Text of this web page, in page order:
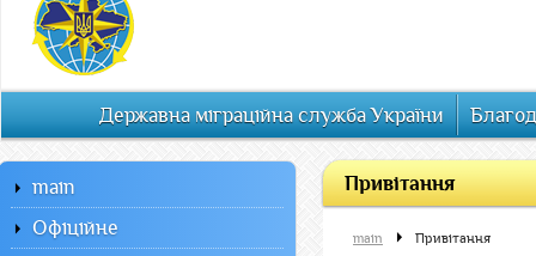
Державна міграційна служба України
Привітання
main Привітання
main
Офiцiйне